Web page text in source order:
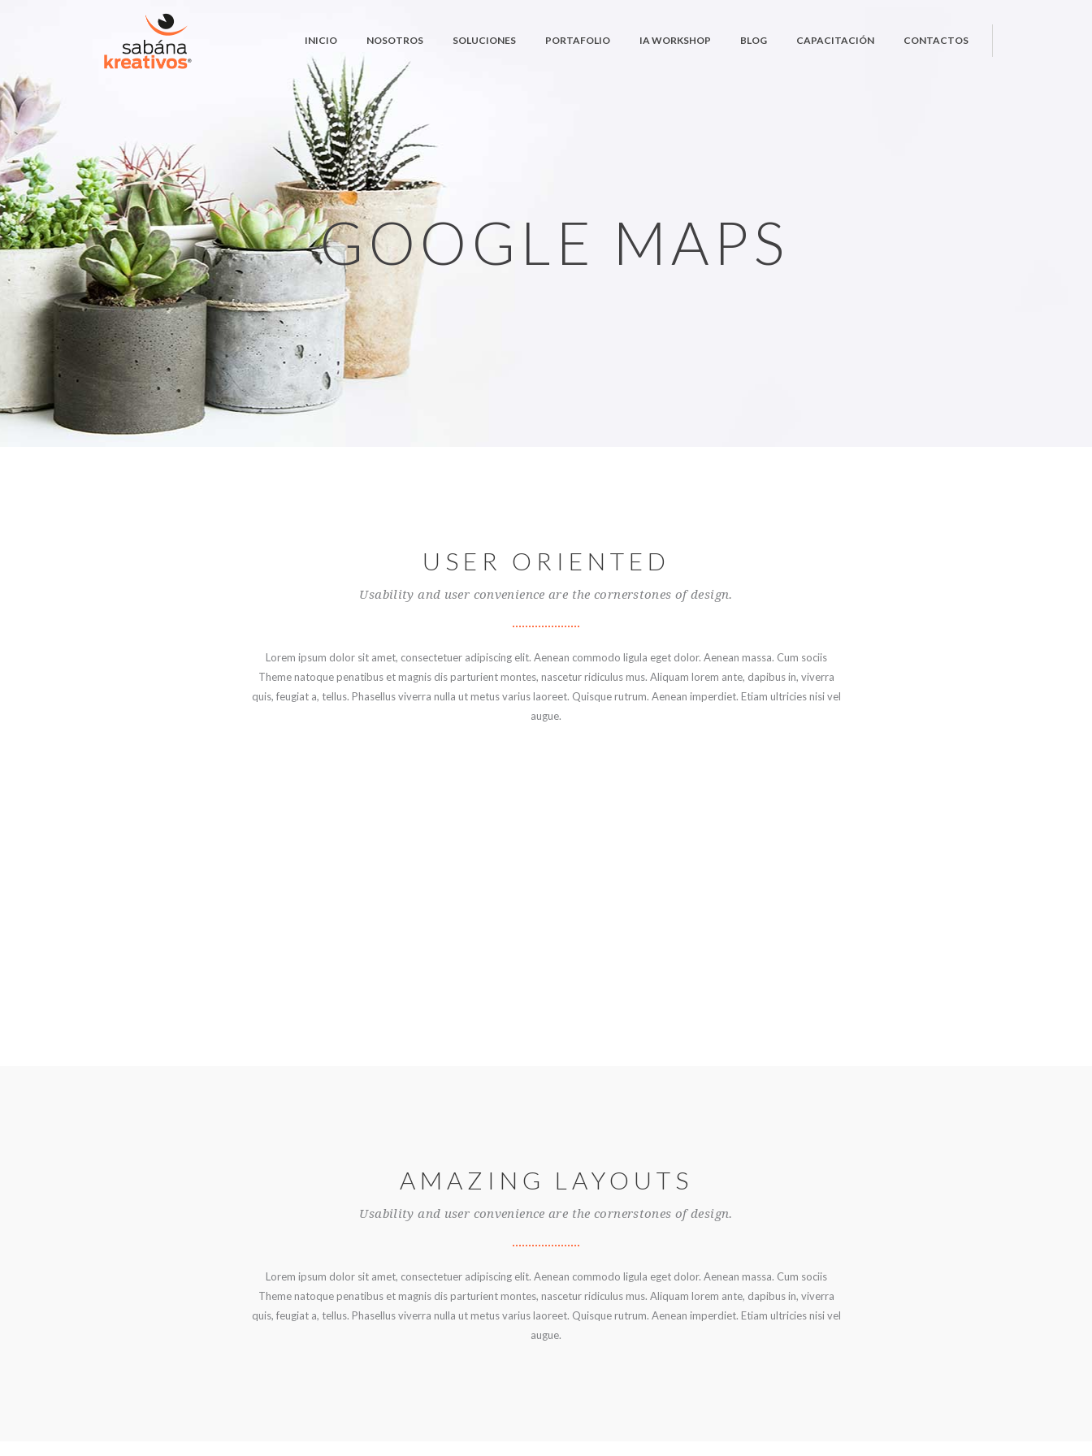
INICIO NOSOTROS SOLUCIONES PORTAFOLIO IA WORKSHOP BLOG CAPACITACIÓN CONTACTOS
GOOGLE MAPS
USER ORIENTED
Usability and user convenience are the cornerstones of design.
Lorem ipsum dolor sit amet, consectetuer adipiscing elit. Aenean commodo ligula eget dolor. Aenean massa. Cum sociis
Theme natoque penatibus et magnis dis parturient montes, nascetur ridiculus mus. Aliquam lorem ante, dapibus in, viverra
quis, feugiat a, tellus. Phasellus viverra nulla ut metus varius laoreet. Quisque rutrum. Aenean imperdiet. Etiam ultricies nisi vel
augue.
AMAZING LAYOUTS
Usability and user convenience are the cornerstones of design.
Lorem ipsum dolor sit amet, consectetuer adipiscing elit. Aenean commodo ligula eget dolor. Aenean massa. Cum sociis
Theme natoque penatibus et magnis dis parturient montes, nascetur ridiculus mus. Aliquam lorem ante, dapibus in, viverra
quis, feugiat a, tellus. Phasellus viverra nulla ut metus varius laoreet. Quisque rutrum. Aenean imperdiet. Etiam ultricies nisi vel
augue.